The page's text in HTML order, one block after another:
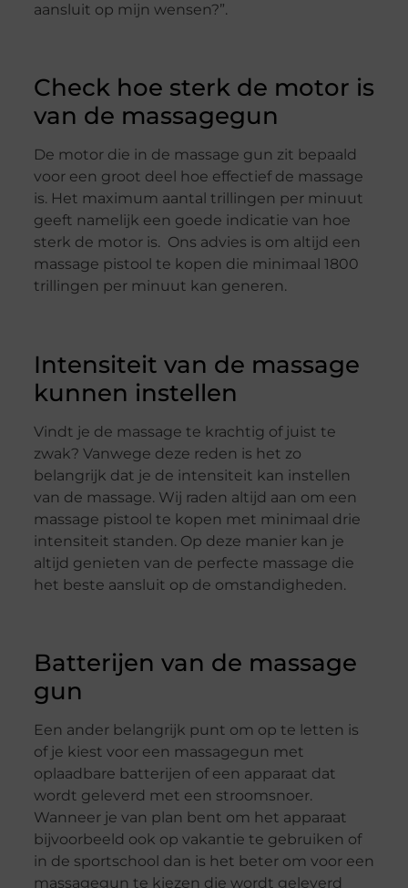
aansluit op mijn wensen?”.
Check hoe sterk de motor is
van de massagegun
De motor die in de massage gun zit bepaald
voor een groot deel hoe effectief de massage
is. Het maximum aantal trillingen per minuut
geeft namelijk een goede indicatie van hoe
sterk de motor is. Ons advies is om altijd een
massage pistool te kopen die minimaal 1800
trillingen per minuut kan generen.
Intensiteit van de massage
kunnen instellen
Vindt je de massage te krachtig of juist te
zwak? Vanwege deze reden is het zo
belangrijk dat je de intensiteit kan instellen
van de massage. Wij raden altijd aan om een
massage pistool te kopen met minimaal drie
intensiteit standen. Op deze manier kan je
altijd genieten van de perfecte massage die
het beste aansluit op de omstandigheden.
Batterijen van de massage
gun
Een ander belangrijk punt om op te letten is
of je kiest voor een massagegun met
oplaadbare batterijen of een apparaat dat
wordt geleverd met een stroomsnoer.
Wanneer je van plan bent om het apparaat
bijvoorbeeld ook op vakantie te gebruiken of
in de sportschool dan is het beter om voor een
massagegun te kiezen die wordt geleverd